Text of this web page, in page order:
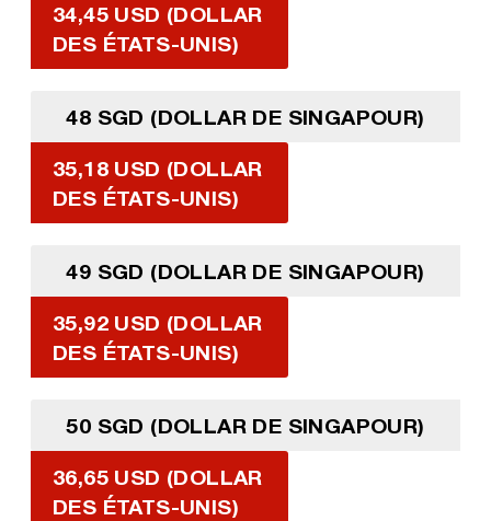
34,45 USD (DOLLAR
DES ÉTATS-UNIS)
48 SGD (DOLLAR DE SINGAPOUR)
35,18 USD (DOLLAR
DES ÉTATS-UNIS)
49 SGD (DOLLAR DE SINGAPOUR)
35,92 USD (DOLLAR
DES ÉTATS-UNIS)
50 SGD (DOLLAR DE SINGAPOUR)
36,65 USD (DOLLAR
DES ÉTATS-UNIS)